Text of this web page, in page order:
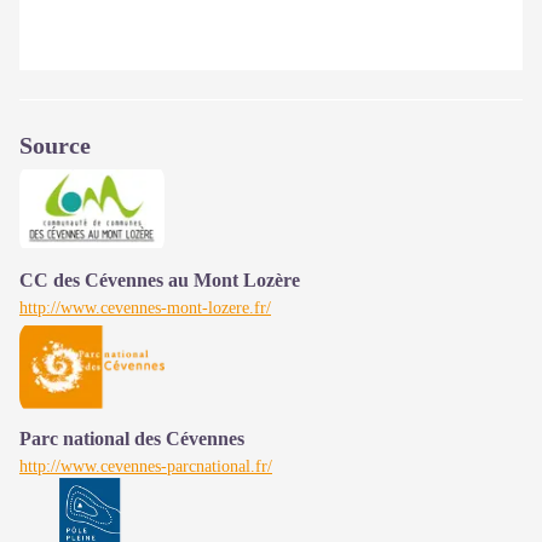
Source
CC des Cévennes au Mont Lozère
http://www.cevennes-mont-lozere.fr/
Parc national des Cévennes
http://www.cevennes-parcnational.fr/